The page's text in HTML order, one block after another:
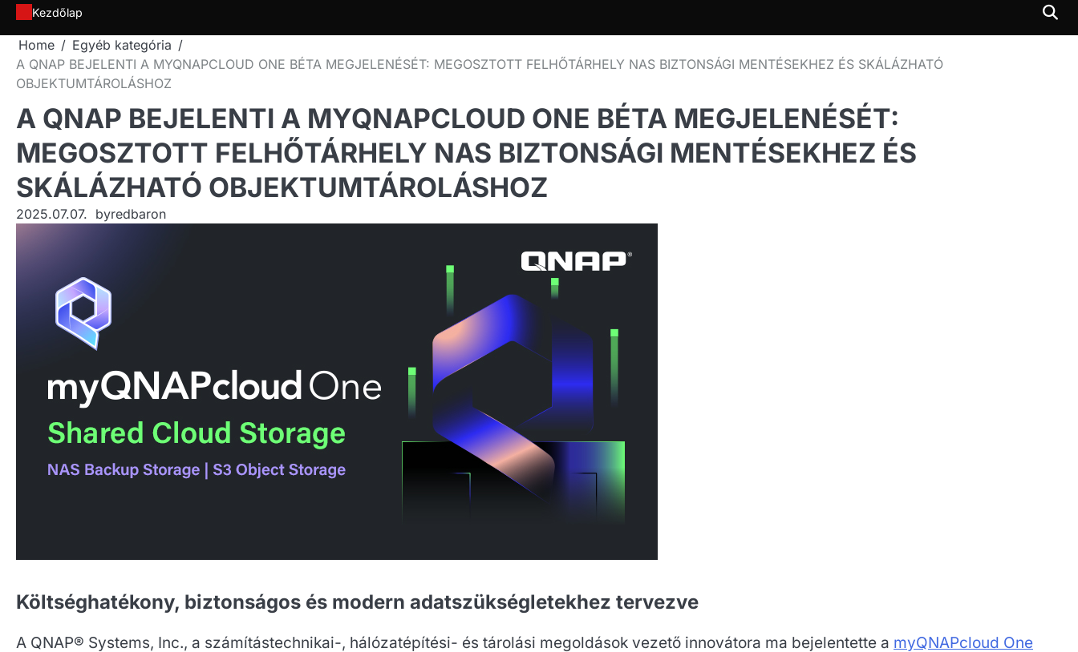
Skip
content
Kezdőlap
Home
Egyéb kategória
A QNAP BEJELENTI A MYQNAPCLOUD ONE BÉTA MEGJELENÉSÉT: MEGOSZTOTT FELHŐTÁRHELY NAS BIZTONSÁGI MENTÉSEKHEZ ÉS SKÁLÁZHATÓ
OBJEKTUMTÁROLÁSHOZ
A QNAP BEJELENTI A MYQNAPCLOUD ONE BÉTA MEGJELENÉSÉT:
MEGOSZTOTT FELHŐTÁRHELY NAS BIZTONSÁGI MENTÉSEKHEZ ÉS
SKÁLÁZHATÓ OBJEKTUMTÁROLÁSHOZ
2025.07.07. byredbaron
Költséghatékony, biztonságos és modern adatszükségletekhez tervezve
A QNAP® Systems, Inc., a számítástechnikai-, hálózatépítési- és tárolási megoldások vezető innovátora ma bejelentette a myQNAPcloud One